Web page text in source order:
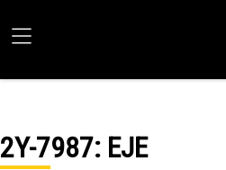
2Y-7987: EJE